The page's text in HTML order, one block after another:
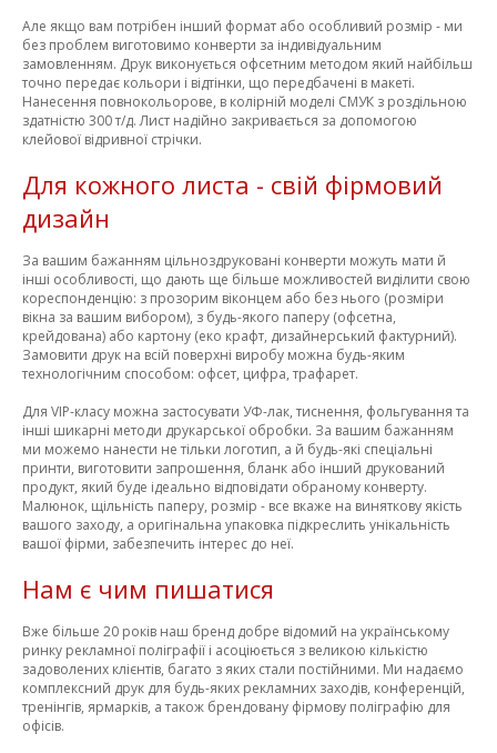
Але якщо вам потрібен інший формат або особливий розмір - ми
без проблем виготовимо конверти за індивідуальним
замовленням. Друк виконується офсетним методом який найбільш
точно передає кольори і відтінки, що передбачені в макеті.
Нанесення повнокольорове, в колірній моделі СМУК з роздільною
здатністю 300 т/д. Лист надійно закривається за допомогою
клейової відривної стрічки.
Для кожного листа - свій фірмовий
дизайн
За вашим бажанням цільноздруковані конверти можуть мати й
інші особливості, що дають ще більше можливостей виділити свою
кореспонденцію: з прозорим віконцем або без нього (розміри
вікна за вашим вибором), з будь-якого паперу (офсетна,
крейдована) або картону (еко крафт, дизайнерський фактурний).
Замовити друк на всій поверхні виробу можна будь-яким
технологічним способом: офсет, цифра, трафарет.
Для VIP-класу можна застосувати УФ-лак, тиснення, фольгування та
інші шикарні методи друкарської обробки. За вашим бажанням
ми можемо нанести не тільки логотип, а й будь-які спеціальні
принти, виготовити запрошення, бланк або інший друкований
продукт, який буде ідеально відповідати обраному конверту.
Малюнок, щільність паперу, розмір - все вкаже на виняткову якість
вашого заходу, а оригінальна упаковка підкреслить унікальність
вашої фірми, забезпечить інтерес до неї.
Нам є чим пишатися
Вже більше 20 років наш бренд добре відомий на українському
ринку рекламної поліграфії і асоціюється з великою кількістю
задоволених клієнтів, багато з яких стали постійними. Ми надаємо
комплексний друк для будь-яких рекламних заходів, конференцій,
тренінгів, ярмарків, а також брендовану фірмову поліграфію для
офісів.